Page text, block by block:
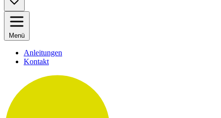
Menü
Anleitungen
Kontakt